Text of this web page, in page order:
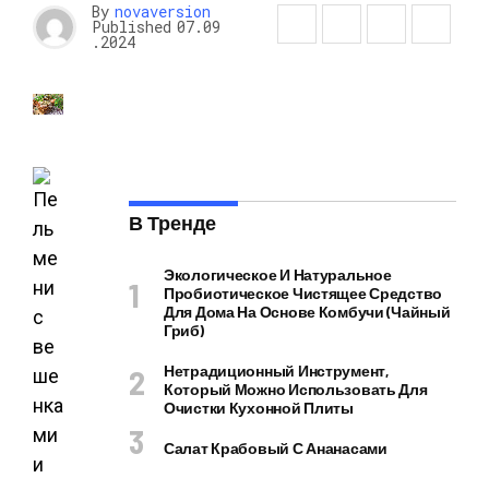
By novaversion
Published 07.09
.2024
В Тренде
Экологическое И Натуральное
Пробиотическое Чистящее Средство
Для Дома На Основе Комбучи (чайный
Гриб)
Нетрадиционный Инструмент,
Который Можно Использовать Для
Очистки Кухонной Плиты
Салат Крабовый С Ананасами